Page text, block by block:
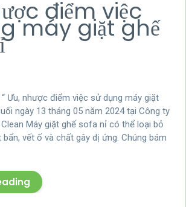
điểm việc
máy giặt ghế
Ưu, nhược điểm việc sử dụng máy giặt
ngày 13 tháng 05 năm 2024 tại Công ty
Máy giặt ghế sofa nỉ có thể loại bỏ
vết ố và chất gây dị ứng. Chúng bám